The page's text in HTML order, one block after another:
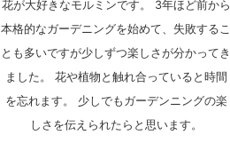
花が大好きなモルミンです。 3年ほど前から
本格的なガーデニングを始めて、失敗するこ
とも多いですが少しずつ楽しさが分かってき
ました。 花や植物と触れ合っていると時間
を忘れます。 少しでもガーデンニングの楽
しさを伝えられたらと思います。